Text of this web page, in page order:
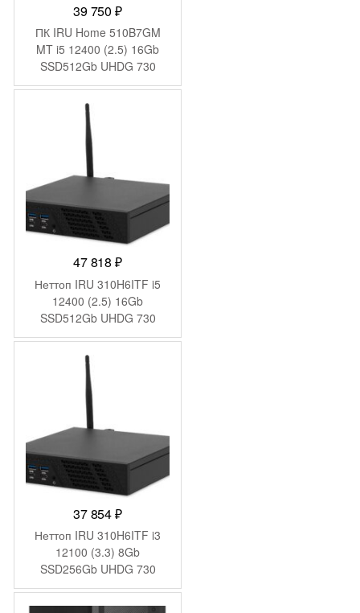
39 750₽
ПК IRU Home 510B7GM
MT i5 12400 (2.5) 16Gb
SSD512Gb UHDG 730
FreeDOS GbitEth 650W
черный (2032497)
47 818₽
Неттоп IRU 310H6ITF i5
12400 (2.5) 16Gb
SSD512Gb UHDG 730
Windows 11 Pro GbitEth
WiFi BT 90W черный
(2031374)
37 854₽
Неттоп IRU 310H6ITF i3
12100 (3.3) 8Gb
SSD256Gb UHDG 730
Windows 11 Pro GbitEth
WiFi BT 90W черный